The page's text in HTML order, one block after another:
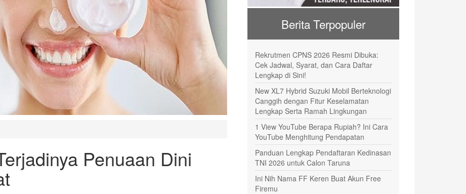
Penuaan Dini
Berita Terpopuler
Rekrutmen CPNS 2026 Resmi Dibuka:
Cek Jadwal, Syarat, dan Cara Daftar
Lengkap di Sini!
New XL7 Hybrid Suzuki Mobil Berteknologi
Canggih dengan Fitur Keselamatan
Lengkap Serta Ramah Lingkungan
1 View YouTube Berapa Rupiah? Ini Cara
YouTube Menghitung Pendapatan
Panduan Lengkap Pendaftaran Kedinasan
TNI 2026 untuk Calon Taruna
Ini Nih Nama FF Keren Buat Akun Free
Firemu